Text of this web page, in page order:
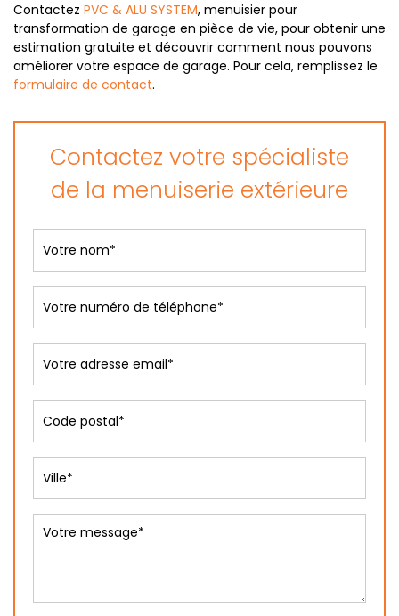
Contactez PVC & ALU SYSTEM, menuisier pour
transformation de garage en pièce de vie, pour obtenir une
estimation gratuite et découvrir comment nous pouvons
améliorer votre espace de garage. Pour cela, remplissez le
formulaire de contact.
Contactez votre spécialiste
de la menuiserie extérieure